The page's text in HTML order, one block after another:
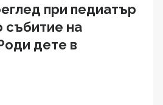
при педиатър
събитие на
дете в